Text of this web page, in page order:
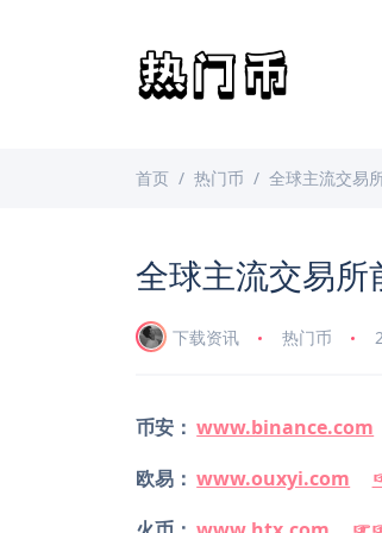
首页 热门币 全球主流交易
全球主流交易所
下载资讯 热门币
币安： www.binance.com
欧易： www.ouxyi.com